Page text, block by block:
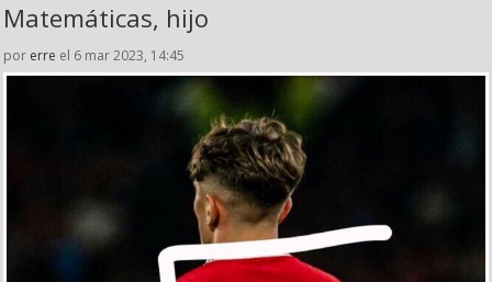
Matemáticas, hijo
por erre el 6 mar 2023, 14:45